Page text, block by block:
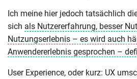
Ich meine hier jedoch tatsächlich
sich als Nutzererfahrung, besser
Nutzungserlebnis – es wird auch
Anwendererlebnis gesprochen –
User Experience, oder kurz: UX